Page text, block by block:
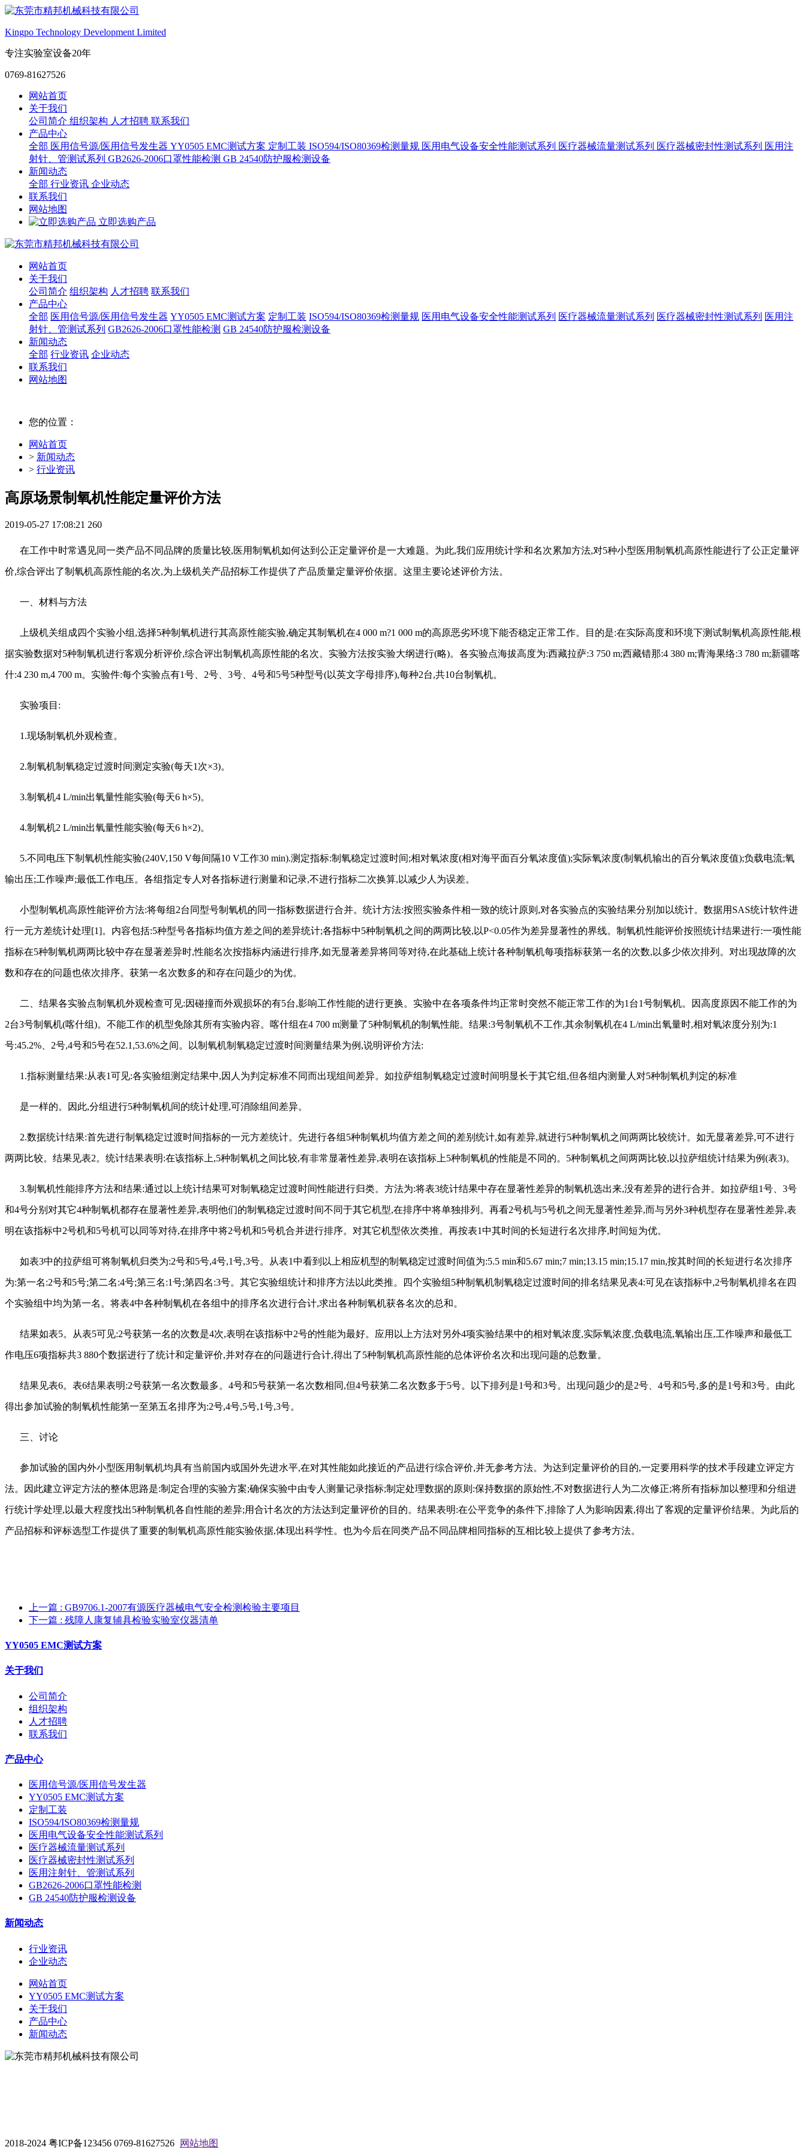
Kingpo Technology Development Limited
专注实验室设备20年
0769-81627526
网站首页
关于我们
公司简介 组织架构 人才招聘 联系我们
产品中心
全部 医用信号源/医用信号发生器 YY0505 EMC测试方案 定制工装 ISO594/ISO80369检测量规 医用电气设备安全性能测试系列 医疗器械流量测试系列 医疗器械密封性测试系列 医用注
射针、管测试系列 GB2626-2006口罩性能检测 GB 24540防护服检测设备
新闻动态
全部 行业资讯 企业动态
联系我们
网站地图
立即选购产品
网站首页
关于我们
公司简介 组织架构 人才招聘 联系我们
产品中心
全部 医用信号源/医用信号发生器 YY0505 EMC测试方案 定制工装 ISO594/ISO80369检测量规 医用电气设备安全性能测试系列 医疗器械流量测试系列 医疗器械密封性测试系列 医用注
射针、管测试系列 GB2626-2006口罩性能检测 GB 24540防护服检测设备
新闻动态
全部 行业资讯 企业动态
联系我们
网站地图
您的位置：
网站首页
> 新闻动态
> 行业资讯
高原场景制氧机性能定量评价方法
2019-05-27 17:08:21 260
在工作中时常遇见同一类产品不同品牌的质量比较,医用制氧机如何达到公正定量评价是一大难题。为此,我们应用统计学和名次累加方法,对5种小型医用制氧机高原性能进行了公正定量评
价,综合评出了制氧机高原性能的名次,为上级机关产品招标工作提供了产品质量定量评价依据。这里主要论述评价方法。
一、材料与方法
上级机关组成四个实验小组 ,选择5种制氧机进行其高原性能实验,确定其制氧机在4 000 m?1 000 m的高原恶劣环境下能否稳定正常工作。目的是:在实际高度和环境下测试制氧机高原性能,根
据实验数据对5种制氧机进行客观分析评价,综合评出制氧机高原性能的名次。实验方法按实验大纲进行(略)。各实验点海拔高度为:西藏拉萨:3 750 m;西藏错那:4 380 m;青海果络:3 780 m;新疆喀
什:4 230 m,4 700 m。实验件:每个实验点有1号、2号、3号、4号和5号5种型号(以英文字母排序),每种2台,共10台制氧机。
实验项目 :
1.现场制氧机外观检查。
2.制氧机制氧稳定过渡时间测定实验(每天1次×3)。
3.制氧机4 L/min出氧量性能实验(每天6 h×5)。
4.制氧机2 L/min出氧量性能实验(每天6 h×2)。
5.不同电压下制氧机性能实验(240V,150 V每间隔10 V工作30 min).测定指标:制氧稳定过渡时间;相对氧浓度(相对海平面百分氧浓度值);实际氧浓度(制氧机输出的百分氧浓度值);负载电流;氧
输出压;工作噪声;最低工作电压。各组指定专人对各指标进行测量和记录,不进行指标二次换算,以减少人为误差。
小型制氧机高原性能评价方法:将每组2台同型号制氧机的同一指标数据进行合并。统计方法:按照实验条件相一致的统计原则,对各实验点的实验结果分别加以统计。数据用SAS统计软件进
行一元方差统计处理[1]。内容包括:5种型号各指标均值方差之间的差异统计;各指标中5种制氧机之间的两两比较,以P<0.05作为差异显著性的界线。制氧机性能评价按照统计结果进行:一项性能
指标在5种制氧机两两比较中存在显著差异时,性能名次按指标内涵进行排序,如无显著差异将同等对待,在此基础上统计各种制氧机每项指标获第一名的次数,以多少依次排列。对出现故障的次
数和存在的问题也依次排序。获第一名次数多的和存在问题少的为优。
二、结果各实验点制氧机外观检查可见:因碰撞而外观损坏的有5台,影响工作性能的进行更换。实验中在各项条件均正常时突然不能正常工作的为1台1号制氧机。因高度原因不能工作的为
2台3号制氧机(喀什组)。不能工作的机型免除其所有实验内容。喀什组在4 700 m测量了5种制氧机的制氧性能。结果:3号制氧机不工作,其余制氧机在4 L/min出氧量时,相对氧浓度分别为:1
号:45.2%、2号,4号和5号在52.1,53.6%之间。以制氧机制氧稳定过渡时间测量结果为例,说明评价方法:
1.指标测量结果:从表1可见:各实验组测定结果中,因人为判定标准不同而出现组间差异。如拉萨组制氧稳定过渡时间明显长于其它组,但各组内测量人对5种制氧机判定的标准
是一样的。因此,分组进行5种制氧机间的统计处理,可消除组间差异。
2.数据统计结果:首先进行制氧稳定过渡时间指标的一元方差统计。先进行各组5种制氧机均值方差之间的差别统计,如有差异,就进行5种制氧机之间两两比较统计。如无显著差异,可不进行
两两比较。结果见表2。统计结果表明:在该指标上,5种制氧机之间比较,有非常显著性差异,表明在该指标上5种制氧机的性能是不同的。5种制氧机之间两两比较,以拉萨组统计结果为例(表3)。
3.制氧机性能排序方法和结果:通过以上统计结果可对制氧稳定过渡时间性能进行归类。方法为:将表3统计结果中存在显著性差异的制氧机选出来,没有差异的进行合并。如拉萨组1号、3号
和4号分别对其它4种制氧机都存在显著性差异,表明他们的制氧稳定过渡时间不同于其它机型,在排序中将单独排列。再看2号机与5号机之间无显著性差异,而与另外3种机型存在显著性差异,表
明在该指标中2号机和5号机可以同等对待,在排序中将2号机和5号机合并进行排序。对其它机型依次类推。再按表1中其时间的长短进行名次排序,时间短为优。
如表3中的拉萨组可将制氧机归类为:2号和5号,4号,1号,3号。从表1中看到以上相应机型的制氧稳定过渡时间值为:5.5 min和5.67 min;7 min;13.15 min;15.17 min,按其时间的长短进行名次排序
为:第一名:2号和5号;第二名:4号;第三名:1号;第四名:3号。其它实验组统计和排序方法以此类推。四个实验组5种制氧机制氧稳定过渡时间的排名结果见表4:可见在该指标中,2号制氧机排名在四
个实验组中均为第一名。将表4中各种制氧机在各组中的排序名次进行合计,求出各种制氧机获各名次的总和。
结果如表5。从表5可见:2号获第一名的次数是4次,表明在该指标中2号的性能为最好。应用以上方法对另外4项实验结果中的相对氧浓度,实际氧浓度,负载电流,氧输出压,工作噪声和最低工
作电压6项指标共3 880个数据进行了统计和定量评价,并对存在的问题进行合计,得出了5种制氧机高原性能的总体评价名次和出现问题的总数量。
结果见表6。表6结果表明:2号获第一名次数最多。4号和5号获第一名次数相同,但4号获第二名次数多于5号。以下排列是1号和3号。出现问题少的是2号、4号和5号,多的是1号和3号。由此
得出参加试验的制氧机性能第一至第五名排序为:2号,4号,5号,1号,3号。
三、讨论
参加试验的国内外小型医用制氧机均具有当前国内或国外先进水平,在对其性能如此接近的产品进行综合评价,并无参考方法。为达到定量评价的目的,一定要用科学的技术手段建立评定方
法。因此建立评定方法的整体思路是:制定合理的实验方案;确保实验中由专人测量记录指标;制定处理数据的原则:保持数据的原始性,不对数据进行人为二次修正;将所有指标加以整理和分组进
行统计学处理,以最大程度找出5种制氧机各自性能的差异;用合计名次的方法达到定量评价的目的。结果表明:在公平竞争的条件下,排除了人为影响因素,得出了客观的定量评价结果。为此后的
产品招标和评标选型工作提供了重要的制氧机高原性能实验依据,体现出科学性。也为今后在同类产品不同品牌相同指标的互相比较上提供了参考方法。
上一篇 : GB9706.1-2007有源医疗器械电气安全检测检验主要项目
下一篇 : 残障人康复辅具检验实验室仪器清单
YY0505 EMC测试方案
关于我们
公司简介
组织架构
人才招聘
联系我们
产品中心
医用信号源/医用信号发生器
YY0505 EMC测试方案
定制工装
ISO594/ISO80369检测量规
医用电气设备安全性能测试系列
医疗器械流量测试系列
医疗器械密封性测试系列
医用注射针、管测试系列
GB2626-2006口罩性能检测
GB 24540防护服检测设备
新闻动态
行业资讯
企业动态
网站首页
YY0505 EMC测试方案
关于我们
产品中心
新闻动态
2018-2024 粤ICP备123456 0769-81627526
网站地图